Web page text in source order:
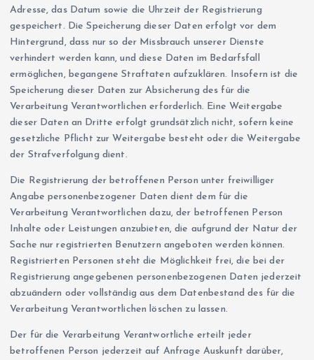
Adresse, das Datum sowie die Uhrzeit der Registrierung
gespeichert. Die Speicherung dieser Daten erfolgt vor dem
Hintergrund, dass nur so der Missbrauch unserer Dienste
verhindert werden kann, und diese Daten im Bedarfsfall
ermöglichen, begangene Straftaten aufzuklären. Insofern ist die
Speicherung dieser Daten zur Absicherung des für die
Verarbeitung Verantwortlichen erforderlich. Eine Weitergabe
dieser Daten an Dritte erfolgt grundsätzlich nicht, sofern keine
gesetzliche Pflicht zur Weitergabe besteht oder die Weitergabe
der Strafverfolgung dient.
Die Registrierung der betroffenen Person unter freiwilliger
Angabe personenbezogener Daten dient dem für die
Verarbeitung Verantwortlichen dazu, der betroffenen Person
Inhalte oder Leistungen anzubieten, die aufgrund der Natur der
Sache nur registrierten Benutzern angeboten werden können.
Registrierten Personen steht die Möglichkeit frei, die bei der
Registrierung angegebenen personenbezogenen Daten jederzeit
abzuändern oder vollständig aus dem Datenbestand des für die
Verarbeitung Verantwortlichen löschen zu lassen.
Der für die Verarbeitung Verantwortliche erteilt jeder
betroffenen Person jederzeit auf Anfrage Auskunft darüber,